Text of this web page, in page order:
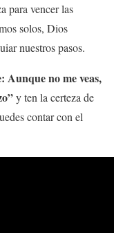
para vencer las
solos, Dios
nuestros pasos.
Aunque no me veas,
y ten la certeza de
contar con el